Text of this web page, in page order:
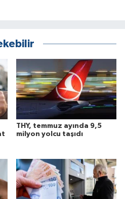
THY, temmuz ayında 9,5
milyon yolcu taşıdı